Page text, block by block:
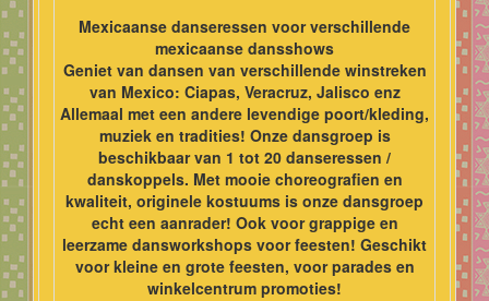
Mexicaanse danseressen voor verschillende
mexicaanse dansshows
Geniet van dansen van verschillende winstreken
van Mexico: Ciapas, Veracruz, Jalisco enz
Allemaal met een andere levendige poort/kleding,
muziek en tradities! Onze dansgroep is
beschikbaar van 1 tot 20 danseressen /
danskoppels. Met mooie choreografien en
kwaliteit, originele kostuums is onze dansgroep
echt een aanrader! Ook voor grappige en
leerzame dansworkshops voor feesten! Geschikt
voor kleine en grote feesten, voor parades en
winkelcentrum promoties!